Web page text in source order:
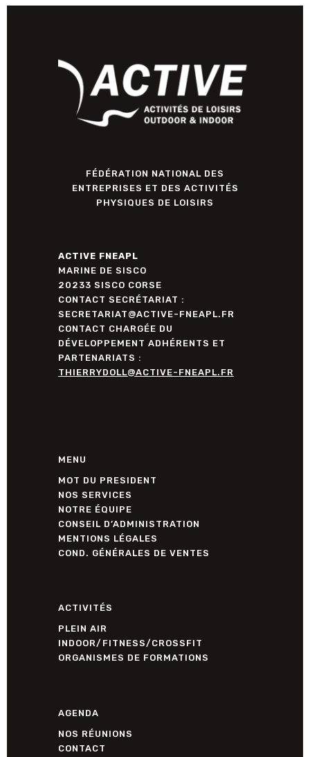
FÉDÉRATION NATIONAL DES
ENTREPRISES ET DES ACTIVITÉS
PHYSIQUES DE LOISIRS
ACTIVE FNEAPL
MARINE DE SISCO
20233 SISCO CORSE
CONTACT SECRÉTARIAT :
SECRETARIAT@ACTIVE-FNEAPL.FR
CONTACT CHARGÉE DU
DÉVELOPPEMENT ADHÉRENTS ET
PARTENARIATS :
THIERRYDOLL@ACTIVE-FNEAPL.FR
MENU
MOT DU PRESIDENT
NOS SERVICES
NOTRE ÉQUIPE
CONSEIL D’ADMINISTRATION
MENTIONS LÉGALES
COND. GÉNÉRALES DE VENTES
ACTIVITÉS
PLEIN AIR
INDOOR/FITNESS/CROSSFIT
ORGANISMES DE FORMATIONS
AGENDA
NOS RÉUNIONS
CONTACT